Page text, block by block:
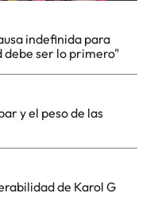
indefinida para
debe ser lo primero"
y el peso de las
de Karol G